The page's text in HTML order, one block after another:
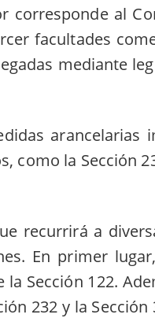
corresponde al
facultades
mediante
arancelarias
como la Sección
recurrirá a
En primer
la Sección 122.
232 y la